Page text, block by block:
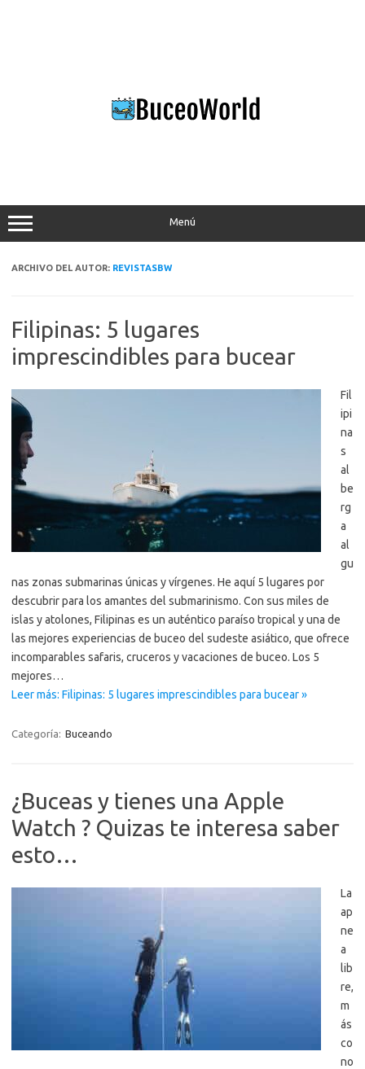
Menú
ARCHIVO DEL AUTOR: REVISTASBW
Filipinas: 5 lugares
imprescindibles para bucear
Fil
ipi
na
s
al
be
rg
a
al
gu
nas zonas submarinas únicas y vírgenes. He aquí 5 lugares por
descubrir para los amantes del submarinismo. Con sus miles de
islas y atolones, Filipinas es un auténtico paraíso tropical y una de
las mejores experiencias de buceo del sudeste asiático, que ofrece
incomparables safaris, cruceros y vacaciones de buceo. Los 5
mejores…
Leer más: Filipinas: 5 lugares imprescindibles para bucear »
Categoría: Buceando
¿Buceas y tienes una Apple
Watch ? Quizas te interesa saber
esto…
La
ap
ne
a
lib
re,
m
ás
co
no